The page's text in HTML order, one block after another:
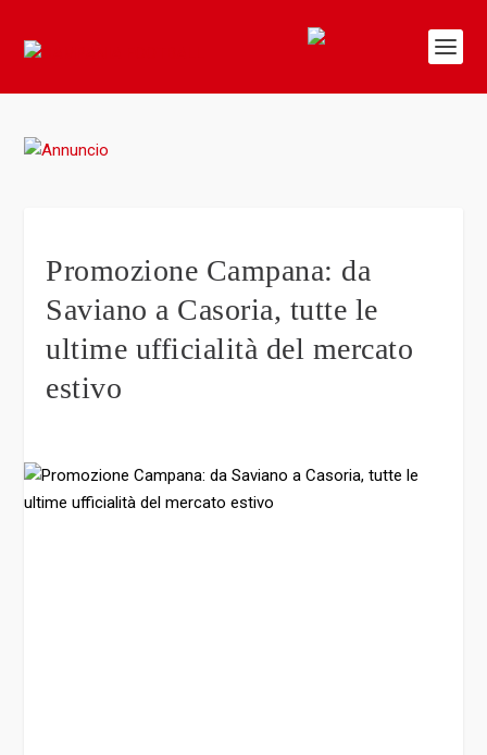
Promozione Campana: da
Saviano a Casoria, tutte le
ultime ufficialità del mercato
estivo